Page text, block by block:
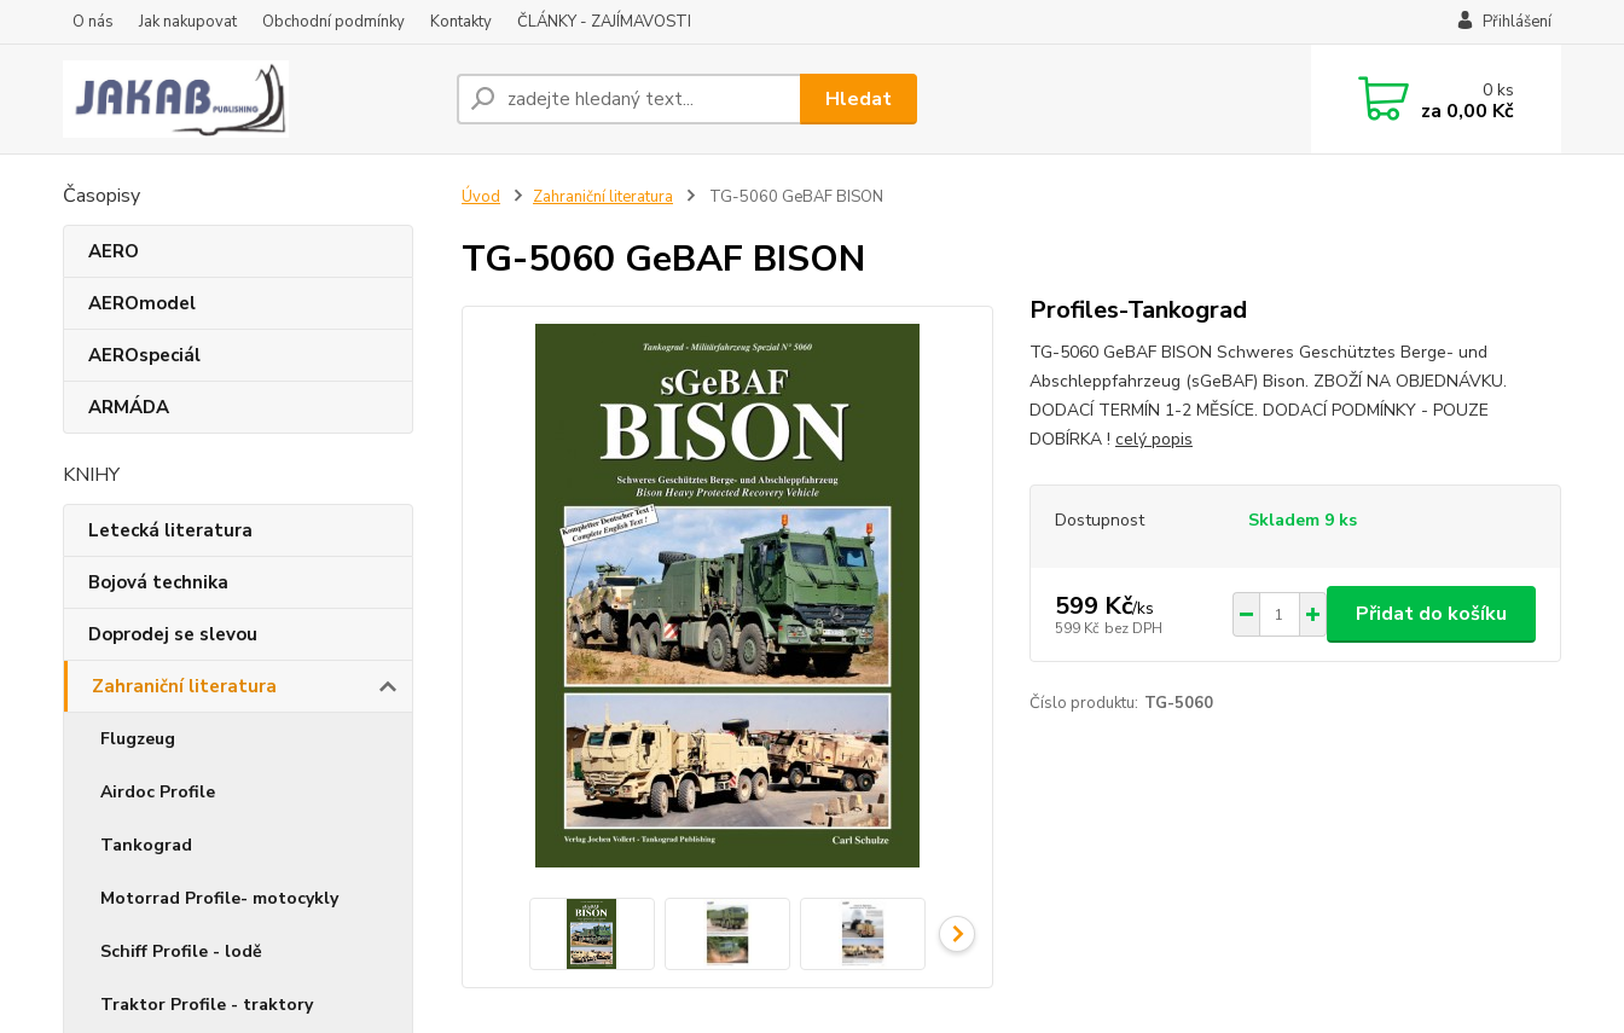
O nás Jak nakupovat Obchodní podmínky Kontakty ČLÁNKY - ZAJÍMAVOSTI Přihlášení
Hledat 0ks
za 0,00 Kč
Časopisy
AERO
AEROmodel
AEROspeciál
ARMÁDA
KNIHY
Letecká literatura
Bojová technika
Doprodej se slevou
Zahraniční literatura
Flugzeug
Airdoc Profile
Tankograd
Motorrad Profile- motocykly
Schiff Profile - lodě
Traktor Profile - traktory
Úvod Zahraniční literatura TG-5060 GeBAF BISON
TG-5060 GeBAF BISON
Profiles-Tankograd
TG-5060 GeBAF BISON Schweres Geschütztes Berge- und
Abschleppfahrzeug (sGeBAF) Bison. ZBOŽÍ NA OBJEDNÁVKU.
DODACÍ TERMÍN 1-2 MĚSÍCE. DODACÍ PODMÍNKY - POUZE
DOBÍRKA ! celý popis
Dostupnost Skladem 9 ks
599 Kč/ks
599 Kč bez DPH
Přidat do košíku
Číslo produktu: TG-5060